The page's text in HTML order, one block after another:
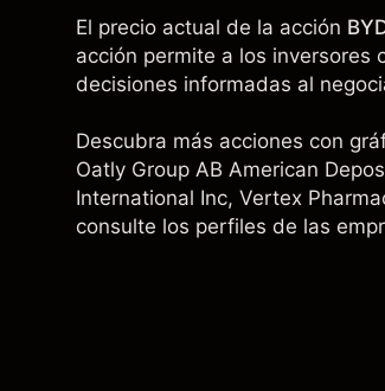
El precio actual de la acción
acción permite a los inversores
decisiones informadas al
Descubra más acciones con
Oatly Group AB American
International Inc, Vertex
consulte los perfiles de las